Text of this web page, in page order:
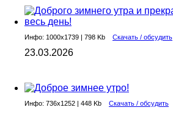
Инфо: 1000х1739 | 798 Kb Скачать / обсудить
23.03.2026
Инфо: 736х1252 | 448 Kb Скачать / обсудить